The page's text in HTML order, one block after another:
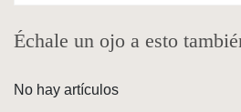
Échale un ojo a esto
No hay artículos